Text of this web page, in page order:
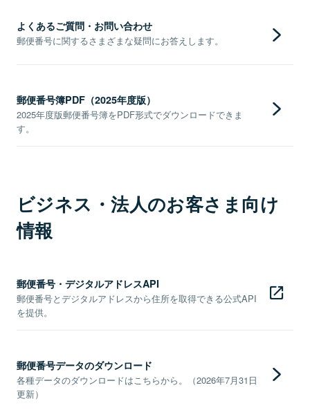
よくあるご質問・お問い合わせ
郵便番号に関するさまざまな疑問にお答えします。
郵便番号簿PDF（2025年度版）
2025年度版郵便番号簿をPDF形式でダウンロードできま
す。
ビジネス・法人のお客さま向け
情報
郵便番号・デジタルアドレスAPI
郵便番号とデジタルアドレスから住所を取得できる公式API
を提供。
郵便番号データのダウンロード
各種データのダウンロードはこちらから。（2026年7月31日
更新）